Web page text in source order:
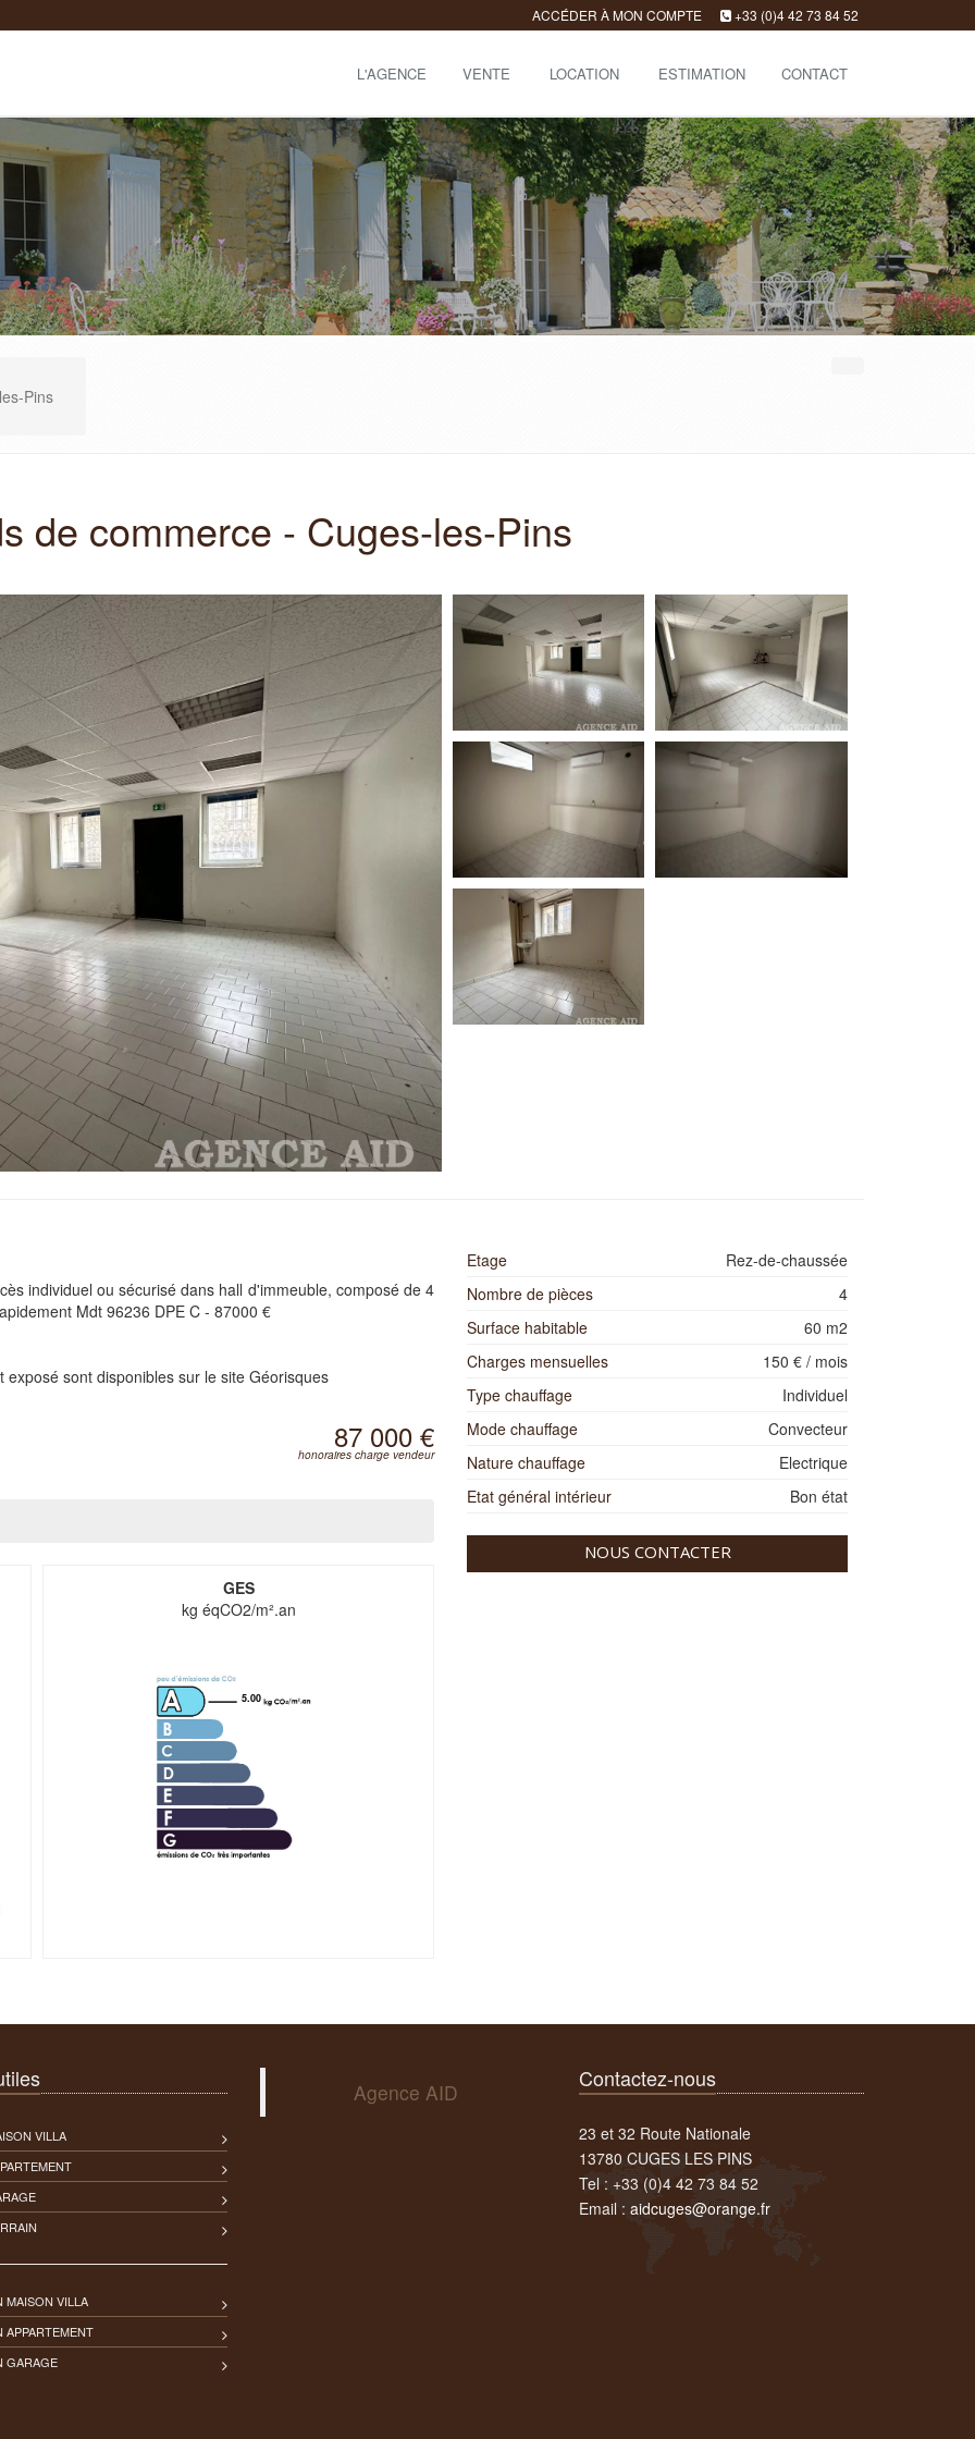
ACCÉDER À MON COMPTE +33 (0)4 42 73 84 52
L'AGENCE VENTE LOCATION ESTIMATION CONTACT
Pins
de commerce - Cuges-les-Pins
individuel ou sécurisé dans hall d'immeuble, composé de 4
Mdt 96236 DPE C - 87000 €
sont disponibles sur le site Géorisques
87 000 €
honoraires charge vendeur
GES
kg éqCO2/m².an
5.00
Etage
Rez-de-chaussée
Nombre de pièces
4
Surface habitable
60 m2
Charges mensuelles
150 € / mois
Type chauffage
Individuel
Mode chauffage
Convecteur
Nature chauffage
Electrique
Etat général intérieur
Bon état
NOUS CONTACTER
VILLA
MAISON VILLA
APPARTEMENT
GARAGE
Agence AID
Contactez-nous
23 et 32 Route Nationale
13780 CUGES LES PINS
Tel : +33 (0)4 42 73 84 52
Email : aidcuges@orange.fr